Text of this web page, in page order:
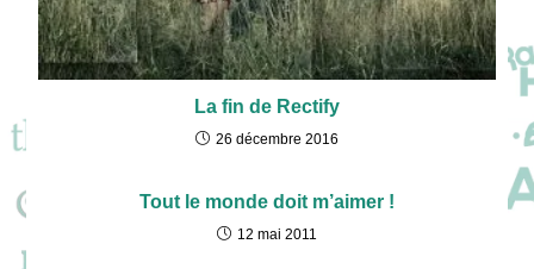
La fin de Rectify
26 décembre 2016
Tout le monde doit m’aimer !
12 mai 2011